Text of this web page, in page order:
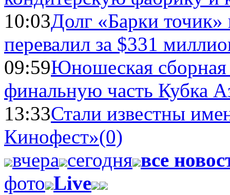
10:03Долг «Барки
перевалил за $331
09:59Юношеская
финальную часть Кубка
13:33Стали известны
Кинофест»(0)
вчера сегодня все
фото Live